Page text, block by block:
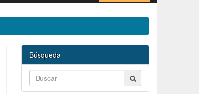
Búsqueda